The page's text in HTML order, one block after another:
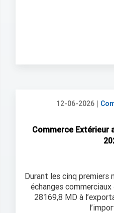
12-06-2026 |
Commerce Extérieur
Durant les cinq premiers
échanges
28169,8 MD à